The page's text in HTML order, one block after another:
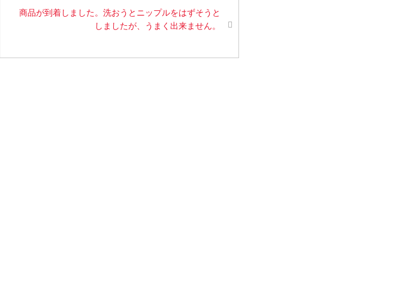
商品が到着しました。洗おうとニップルをはずそうと
しましたが、うまく出来ません。